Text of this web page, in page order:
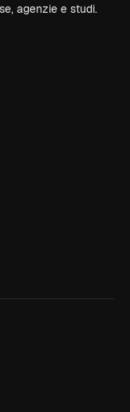
agenzie e studi.